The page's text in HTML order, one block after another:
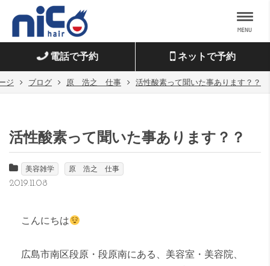
電話で予約 ネットで予約
ジ ブログ 原 浩之 仕事 活性酸素って聞いた事あります？？
活性酸素って聞いた事あります？？
美容雑学 原 浩之 仕事
2019.11.08
こんにちは
広島市南区段原・段原南にある
、美容室・美容院、
MENU